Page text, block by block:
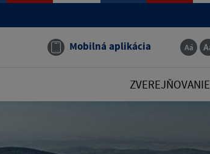
Mobilná aplikácia
ZVEREJŇOVANIE